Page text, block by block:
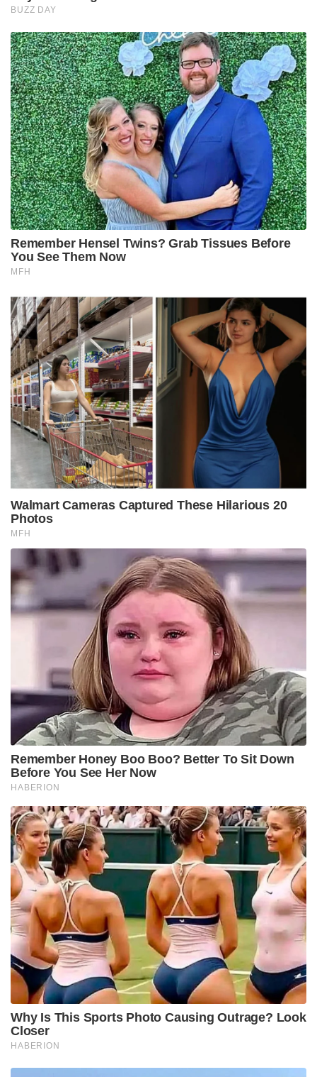
BUZZ DAY
Remember Hensel Twins? Grab Tissues Before
You See Them Now
MFH
Walmart Cameras Captured These Hilarious 20
Photos
MFH
Remember Honey Boo Boo? Better To Sit Down
Before You See Her Now
HABERION
Why Is This Sports Photo Causing Outrage? Look
Closer
HABERION